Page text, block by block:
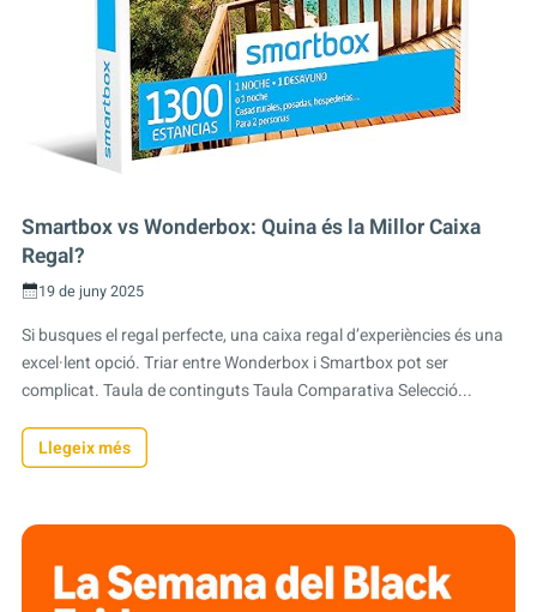
Smartbox vs Wonderbox: Quina és la Millor Caixa
Regal?
19 de juny 2025
Si busques el regal perfecte, una caixa regal d’experiències és una
excel·lent opció. Triar entre Wonderbox i Smartbox pot ser
complicat. Taula de continguts Taula Comparativa Selecció...
Llegeix més